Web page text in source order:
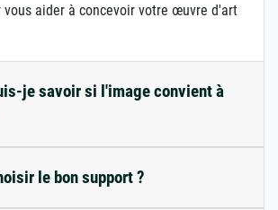
aider à concevoir votre œuvre d'art
je savoir si l'image convient à
le bon support ?